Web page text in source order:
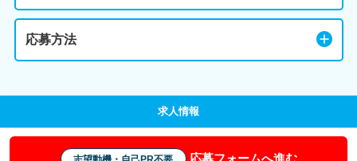
応募方法
求人情報
応募フォームへ進む